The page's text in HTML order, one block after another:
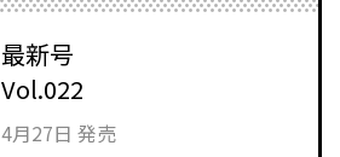
最新号
Vol.022
4月27日 発売